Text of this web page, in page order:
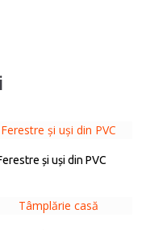
și uși din PVC